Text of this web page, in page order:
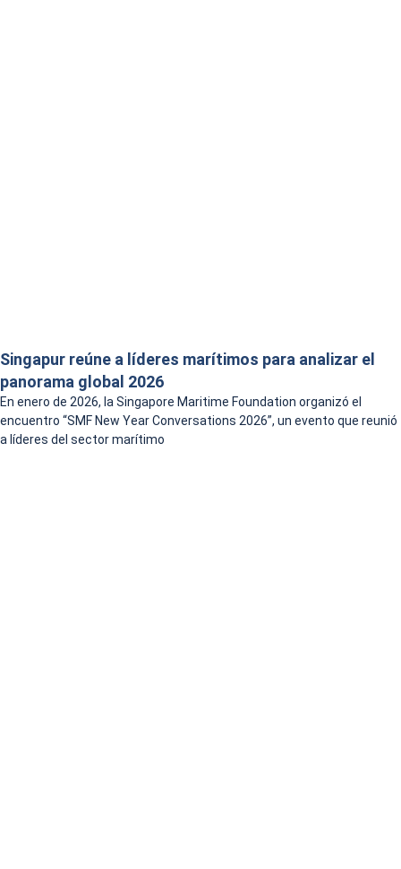
Singapur reúne a líderes marítimos para analizar el
panorama global 2026
En enero de 2026, la Singapore Maritime Foundation organizó el
encuentro “SMF New Year Conversations 2026”, un evento que reunió
a líderes del sector marítimo